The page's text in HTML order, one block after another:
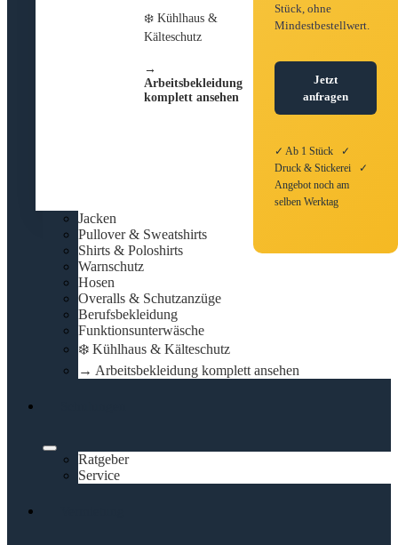
❄️ Kühlhaus &
Kälteschutz
→
Arbeitsbekleidung
komplett ansehen
Stück, ohne
Mindestbestellwert.
Jetzt
anfragen
✓ Ab 1 Stück ✓
Druck & Stickerei ✓
Angebot noch am
selben Werktag
Jacken
Pullover & Sweatshirts
Shirts & Poloshirts
Warnschutz
Hosen
Overalls & Schutzanzüge
Berufsbekleidung
Funktionsunterwäsche
❄️ Kühlhaus & Kälteschutz
→ Arbeitsbekleidung komplett ansehen
Ratgeber
Service